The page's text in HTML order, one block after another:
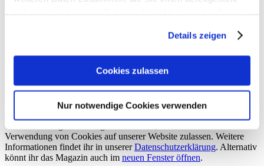
Details zeigen
Cookies zulassen
Nur notwendige Cookies verwenden
Fotos London: Cristopher Santos
Text: Sandra Rothfeld,Yasmeen Dabu,Thea Neubauer
Um dieses Magazin anzeigen zu können, müsst ihr zuerst die
Verwendung von Cookies auf unserer Website zulassen. Weitere
Informationen findet ihr in unsererDatenschutzerklärung. Alternativ
könnt ihr das Magazin auch im neuen Fenster öffnen.